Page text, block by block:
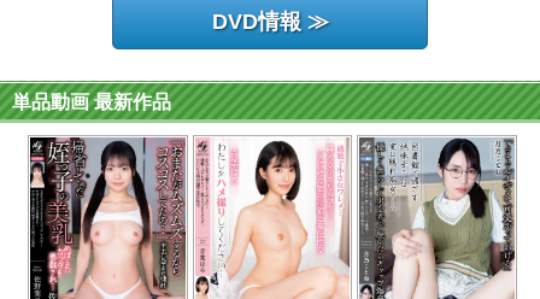
DVD情報 ≫
単品動画 最新作品